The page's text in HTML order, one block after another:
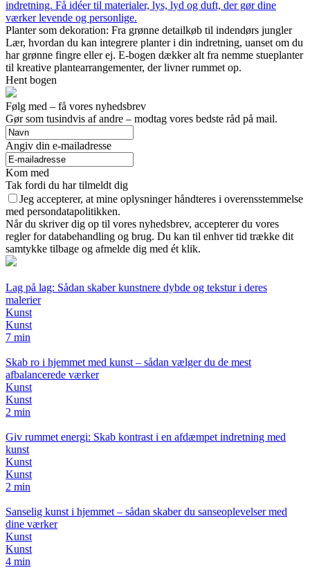
indretning. Få idéer til materialer, lys, lyd og duft, der gør dine
værker levende og personlige.
Planter som dekoration: Fra grønne detailkøb til indendørs jungler
Lær, hvordan du kan integrere planter i din indretning, uanset om du
har grønne fingre eller ej. E-bogen dækker alt fra nemme stueplanter
til kreative plantearrangementer, der livner rummet op.
Hent bogen
Følg med – få vores nyhedsbrev
Gør som tusindvis af andre – modtag vores bedste råd på mail.
Angiv din e-mailadresse
Kom med
Tak fordi du har tilmeldt dig
Jeg accepterer, at mine oplysninger håndteres i overensstemmelse
med persondatapolitikken.
Når du skriver dig op til vores nyhedsbrev, accepterer du vores
regler for databehandling og brug. Du kan til enhver tid trække dit
samtykke tilbage og afmelde dig med ét klik.
Lag på lag: Sådan skaber kunstnere dybde og tekstur i deres
malerier
Kunst
Kunst
7 min
Skab ro i hjemmet med kunst – sådan vælger du de mest
afbalancerede værker
Kunst
Kunst
2 min
Giv rummet energi: Skab kontrast i en afdæmpet indretning med
kunst
Kunst
Kunst
2 min
Sanselig kunst i hjemmet – sådan skaber du sanseoplevelser med
dine værker
Kunst
Kunst
4 min